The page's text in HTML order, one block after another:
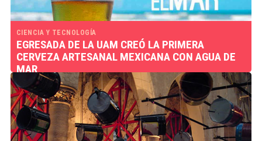
CIENCIA Y TECNOLOGÍA
EGRESADA DE LA UAM CREÓ LA PRIMERA
CERVEZA ARTESANAL MEXICANA CON AGUA DE
MAR